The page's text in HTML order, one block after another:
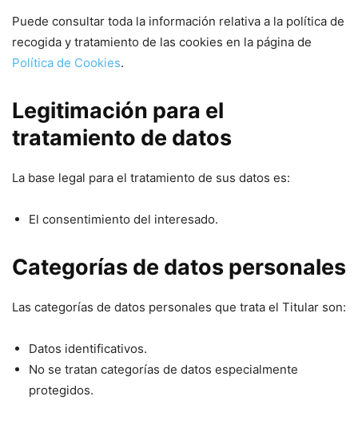
Puede consultar toda la información relativa a la política de
recogida y tratamiento de las cookies en la página de
Política de Cookies.
Legitimación para el
tratamiento de datos
La base legal para el tratamiento de sus datos es:
El consentimiento del interesado.
Categorías de datos personales
Las categorías de datos personales que trata el Titular son:
Datos identificativos.
No se tratan categorías de datos especialmente
protegidos.